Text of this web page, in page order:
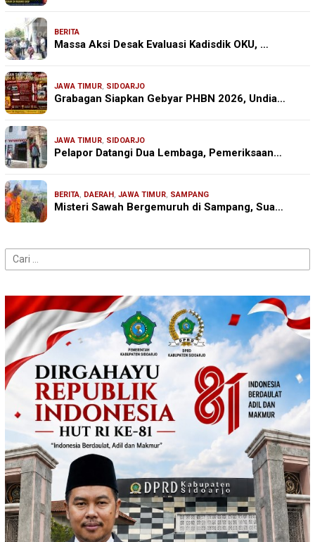
BERITA
Massa Aksi Desak Evaluasi Kadisdik OKU, …
JAWA TIMUR, SIDOARJO
Grabagan Siapkan Gebyar PHBN 2026, Undia…
JAWA TIMUR, SIDOARJO
Pelapor Datangi Dua Lembaga, Pemeriksaan…
BERITA, DAERAH, JAWA TIMUR, SAMPANG
Misteri Sawah Bergemuruh di Sampang, Sua…
Cari
untuk: